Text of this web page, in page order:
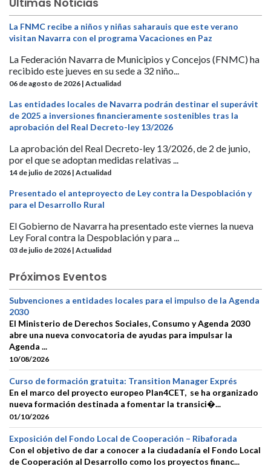
Últimas Noticias
La FNMC recibe a niños y niñas saharauis que este verano
visitan Navarra con el programa Vacaciones en Paz
La Federación Navarra de Municipios y Concejos (FNMC) ha
recibido este jueves en su sede a 32 niño...
06 de agosto de 2026 | Actualidad
Las entidades locales de Navarra podrán destinar el superávit
de 2025 a inversiones financieramente sostenibles tras la
aprobación del Real Decreto-ley 13/2026
La aprobación del Real Decreto-ley 13/2026, de 2 de junio,
por el que se adoptan medidas relativas ...
14 de julio de 2026 | Actualidad
Presentado el anteproyecto de Ley contra la Despoblación y
para el Desarrollo Rural
El Gobierno de Navarra ha presentado este viernes la nueva
Ley Foral contra la Despoblación y para ...
03 de julio de 2026 | Actualidad
Próximos Eventos
Subvenciones a entidades locales para el impulso de la Agenda
2030
El Ministerio de Derechos Sociales, Consumo y Agenda 2030
abre una nueva convocatoria de ayudas para impulsar la
Agenda ...
10/08/2026
Curso de formación gratuita: Transition Manager Exprés
En el marco del proyecto europeo Plan4CET, se ha organizado
nueva formación destinada a fomentar la transici�...
01/10/2026
Exposición del Fondo Local de Cooperación – Ribaforada
Con el objetivo de dar a conocer a la ciudadanía el Fondo Local
de Cooperación al Desarrollo como los proyectos financ...